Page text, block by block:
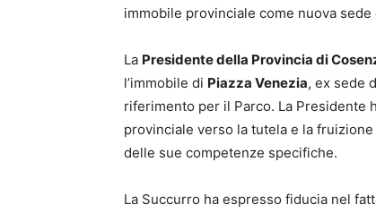
immobile provinciale come nuova sede
La Presidente della Provincia di
l’immobile di Piazza Venezia, ex sede
riferimento per il Parco. La Presidente
provinciale verso la tutela e la
delle sue competenze specifiche.
La Succurro ha espresso fiducia nel